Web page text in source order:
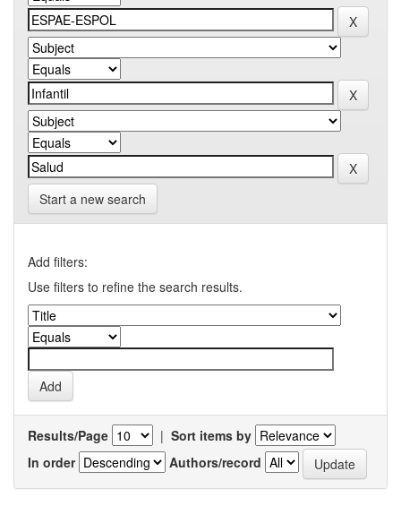
Start a new search
Add filters:
Use filters to refine the search results.
Results/Page | Sort items by
In order
Authors/record